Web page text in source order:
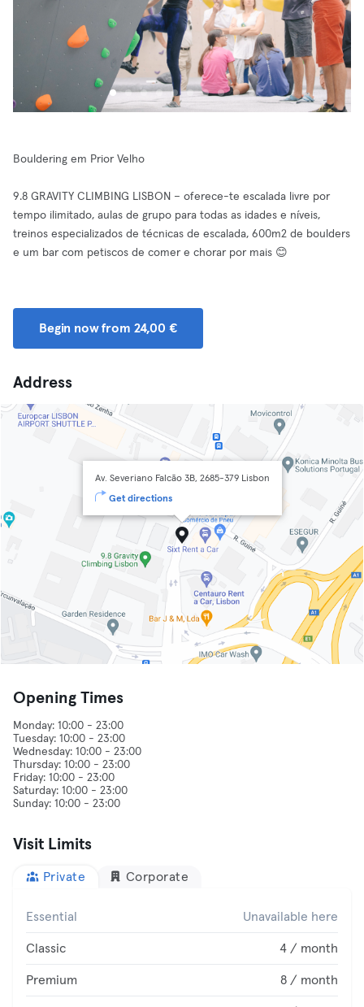
Bouldering em Prior Velho
9.8 GRAVITY CLIMBING LISBON – oferece-te escalada livre por
tempo ilimitado, aulas de grupo para todas as idades e níveis,
treinos especializados de técnicas de escalada, 600m2 de boulders
e um bar com petiscos de comer e chorar por mais 😊
Begin now from 24,00 €
Address
Av. Severiano Falcão 3B, 2685-379 Lisbon
Get directions
Opening Times
Monday: 10:00 - 23:00
Tuesday: 10:00 - 23:00
Wednesday: 10:00 - 23:00
Thursday: 10:00 - 23:00
Friday: 10:00 - 23:00
Saturday: 10:00 - 23:00
Visit Limits
Private Corporate
Essential Unavailable here
Classic 4 / month
Premium 8 / month